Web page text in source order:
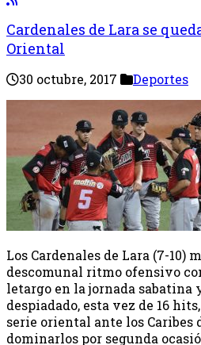
Cardenales de Lara se
Oriental
30 octubre, 2017 Deportes
Los Cardenales de Lara (7-10)
descomunal ritmo ofensivo
letargo en la jornada sabatina
despiadado, esta vez de 16
serie oriental ante los Caribes
dominarlos por segunda